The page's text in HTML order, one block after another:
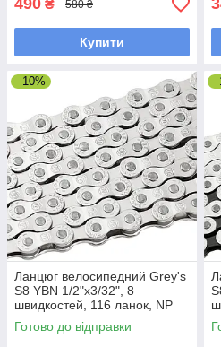
490 ₴ 580 ₴
Купити
–10%
Ланцюг велосипедний Grey's
S8 YBN 1/2"х3/32", 8
швидкостей, 116 ланок, NP
Silver із замком
Готово до відправки